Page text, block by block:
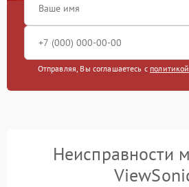
Отправляя, Вы соглашаетесь с
Неисправности